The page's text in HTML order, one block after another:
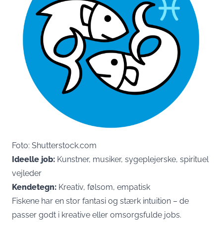
Foto: Shutterstock.com
Ideelle job: Kunstner, musiker, sygeplejerske, spirituel
vejleder
Kendetegn: Kreativ, følsom, empatisk
Fiskene har en stor fantasi og stærk intuition – de
passer godt i kreative eller omsorgsfulde jobs.